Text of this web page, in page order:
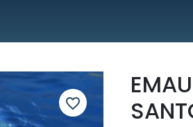
favorite_border